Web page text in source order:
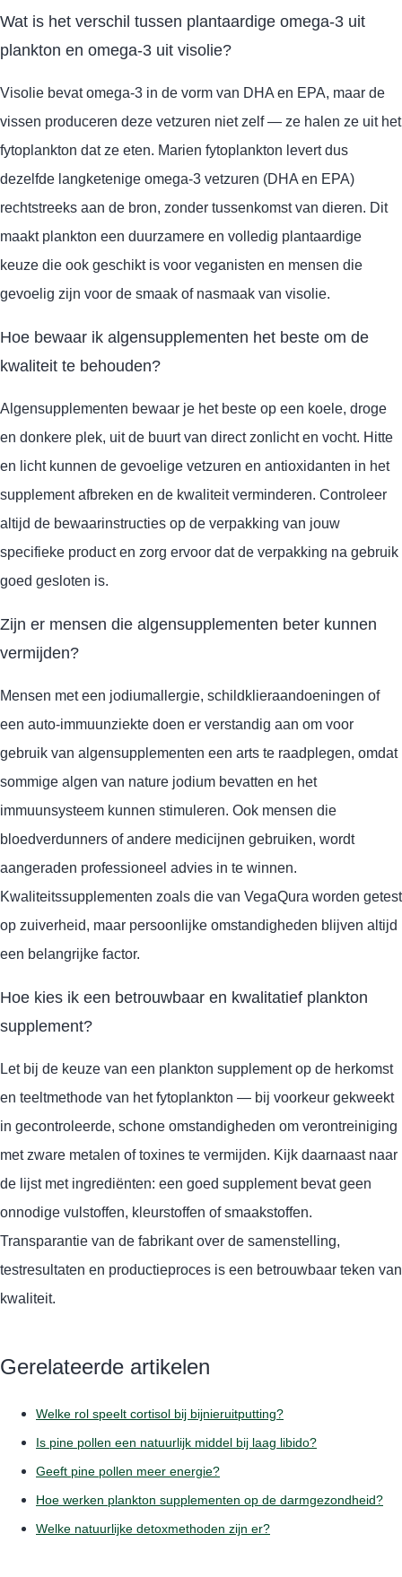
Wat is het verschil tussen plantaardige omega-3 uit
plankton en omega-3 uit visolie?
Visolie bevat omega-3 in de vorm van DHA en EPA, maar de
vissen produceren deze vetzuren niet zelf — ze halen ze uit het
fytoplankton dat ze eten. Marien fytoplankton levert dus
dezelfde langketenige omega-3 vetzuren (DHA en EPA)
rechtstreeks aan de bron, zonder tussenkomst van dieren. Dit
maakt plankton een duurzamere en volledig plantaardige
keuze die ook geschikt is voor veganisten en mensen die
gevoelig zijn voor de smaak of nasmaak van visolie.
Hoe bewaar ik algensupplementen het beste om de
kwaliteit te behouden?
Algensupplementen bewaar je het beste op een koele, droge
en donkere plek, uit de buurt van direct zonlicht en vocht. Hitte
en licht kunnen de gevoelige vetzuren en antioxidanten in het
supplement afbreken en de kwaliteit verminderen. Controleer
altijd de bewaarinstructies op de verpakking van jouw
specifieke product en zorg ervoor dat de verpakking na gebruik
goed gesloten is.
Zijn er mensen die algensupplementen beter kunnen
vermijden?
Mensen met een jodiumallergie, schildklieraandoeningen of
een auto-immuunziekte doen er verstandig aan om voor
gebruik van algensupplementen een arts te raadplegen, omdat
sommige algen van nature jodium bevatten en het
immuunsysteem kunnen stimuleren. Ook mensen die
bloedverdunners of andere medicijnen gebruiken, wordt
aangeraden professioneel advies in te winnen.
Kwaliteitssupplementen zoals die van VegaQura worden getest
op zuiverheid, maar persoonlijke omstandigheden blijven altijd
een belangrijke factor.
Hoe kies ik een betrouwbaar en kwalitatief plankton
supplement?
Let bij de keuze van een plankton supplement op de herkomst
en teeltmethode van het fytoplankton — bij voorkeur gekweekt
in gecontroleerde, schone omstandigheden om verontreiniging
met zware metalen of toxines te vermijden. Kijk daarnaast naar
de lijst met ingrediënten: een goed supplement bevat geen
onnodige vulstoffen, kleurstoffen of smaakstoffen.
Transparantie van de fabrikant over de samenstelling,
testresultaten en productieproces is een betrouwbaar teken van
kwaliteit.
Gerelateerde artikelen
Welke rol speelt cortisol bij bijnieruitputting?
Is pine pollen een natuurlijk middel bij laag libido?
Geeft pine pollen meer energie?
Hoe werken plankton supplementen op de darmgezondheid?
Welke natuurlijke detoxmethoden zijn er?